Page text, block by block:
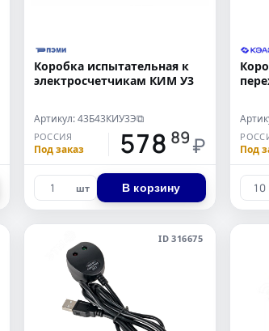
Коробка испытательная к
электросчетчикам КИМ У3
Артикул: 43Б43КИУ3Э⧉
РОССИЯ
Под заказ 578 89₽
шт В корзину
Под
ID 316675